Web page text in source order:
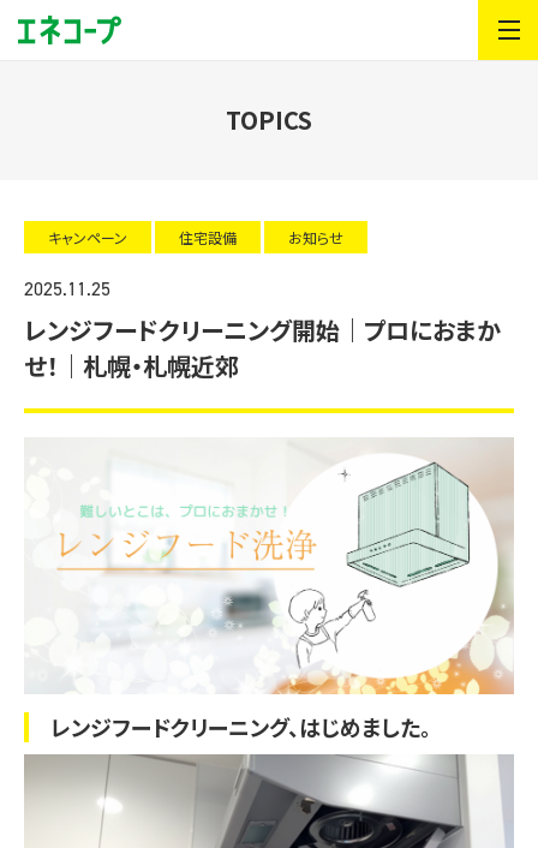
TOPICS
キャンペーン 住宅設備 お知らせ
2025.11.25
レンジフードクリーニング開始｜プロにおまか
せ！｜札幌・札幌近郊
レンジフードクリーニング、はじめました。